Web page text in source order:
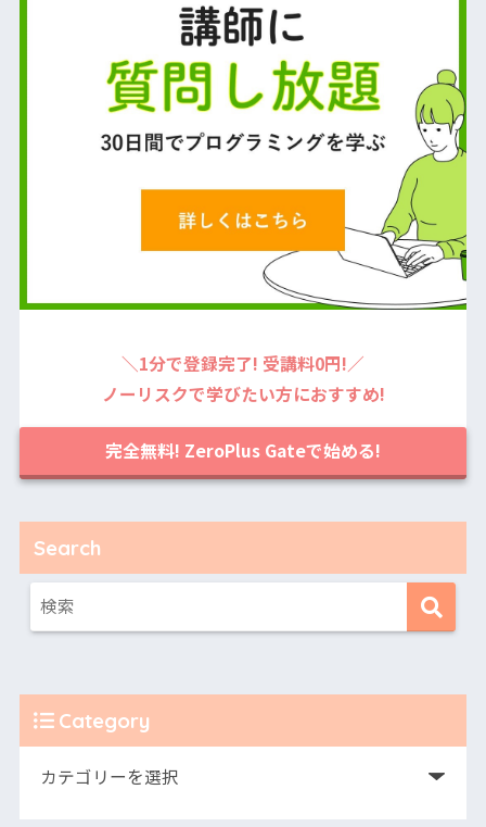
＼1分で登録完了! 受講料0円!／
ノーリスクで学びたい方におすすめ!
完全無料! ZeroPlus Gateで始める!
Search
Category